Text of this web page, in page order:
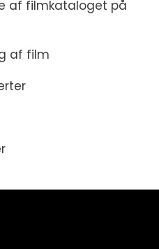
af filmkataloget på
af film